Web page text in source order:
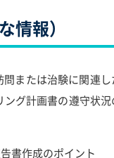
情報）
または治験に関連
グ計画書の遵守状
書作成のポイント